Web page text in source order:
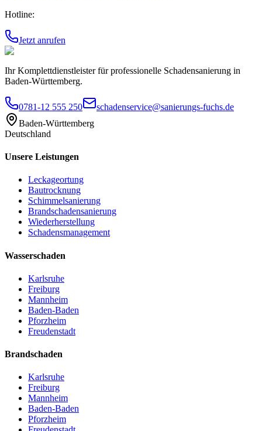
Hotline:
Jetzt anrufen
Ihr Komplettdienstleister für professionelle Schadensanierung in
Baden-Württemberg.
0781-12 555 250
schadenservice@sanierungs-fuchs.de
Baden-Württemberg
Deutschland
Unsere Leistungen
Leckageortung
Bautrocknung
Schimmelsanierung
Brandschadensanierung
Wiederherstellung
Schadensmanagement
Wasserschaden
Karlsruhe
Freiburg
Mannheim
Baden-Baden
Pforzheim
Freudenstadt
Brandschaden
Karlsruhe
Freiburg
Mannheim
Baden-Baden
Pforzheim